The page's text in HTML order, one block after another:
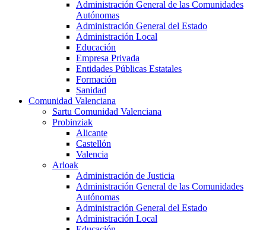
Administración General de las Comunidades
Autónomas
Administración General del Estado
Administración Local
Educación
Empresa Privada
Entidades Públicas Estatales
Formación
Sanidad
Comunidad Valenciana
Sartu Comunidad Valenciana
Probinziak
Alicante
Castellón
Valencia
Arloak
Administración de Justicia
Administración General de las Comunidades
Autónomas
Administración General del Estado
Administración Local